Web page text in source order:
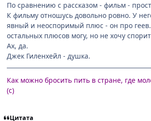
По сравнению с рассказом - фильм -
К фильму отношусь довольно ровно. У
явный и неоспоримый плюс - он про
остальных плюсов могу, но не хочу
Ах, да.
Джек Гиленхейл - душка.
Как можно бросить пить в стране, где
(с)
Цитата